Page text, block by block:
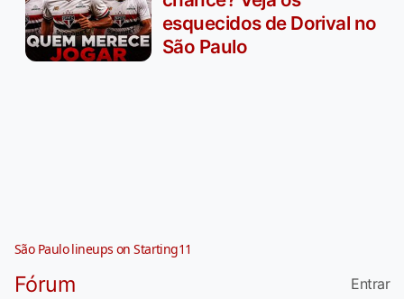
esquecidos de Dorival no
São Paulo
São Paulo lineups on Starting11
Fórum
Entrar